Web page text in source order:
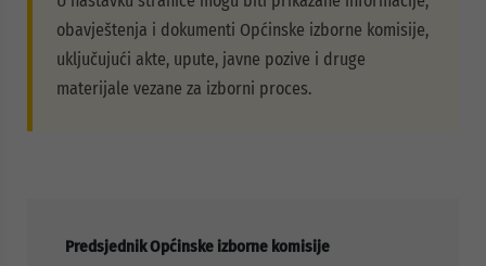
obavještenja i dokumenti Općinske izborne komisije,
uključujući akte, upute, javne pozive i druge
materijale vezane za izborni proces.
Predsjednik Općinske izborne komisije